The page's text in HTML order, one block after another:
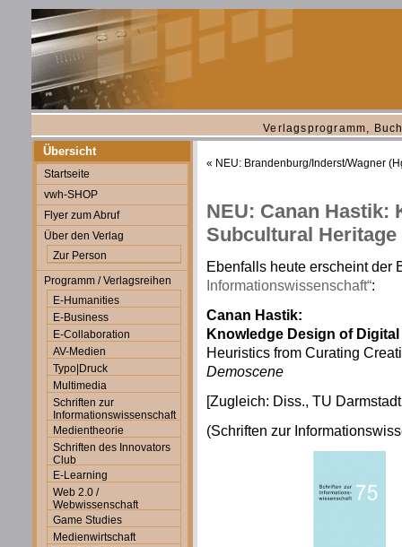
Verlagsprogramm,
Übersicht
Startseite
vwh-SHOP
Flyer zum Abruf
Über den Verlag
Zur Person
Programm / Verlagsreihen
E-Humanities
E-Business
E-Collaboration
AV-Medien
Typo|Druck
Multimedia
Schriften zur
Informationswissenschaft
Medientheorie
Schriften des Innovators
Club
E-Learning
Web 2.0 /
Webwissenschaft
Game Studies
Medienwirtschaft
« NEU: Brandenburg/Inderst/Wagner
NEU: Canan Hastik:
Subcultural Heritage
Ebenfalls heute erscheint der
Informationswissenschaft“:
Canan Hastik:
Knowledge Design of
Heuristics from Curating
Demoscene
[Zugleich: Diss., TU
(Schriften zur